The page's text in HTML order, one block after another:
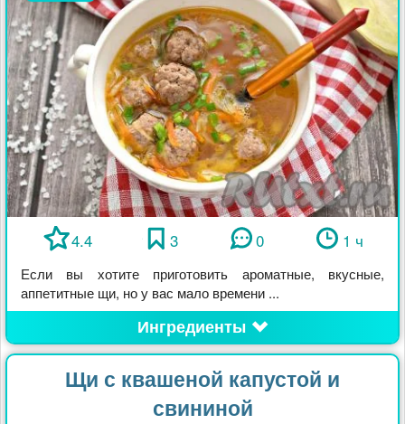
4.4 3 0 1 ч
Если вы хотите приготовить ароматные, вкусные,
аппетитные щи, но у вас мало времени ...
Ингредиенты
Щи с квашеной капустой и
свининой